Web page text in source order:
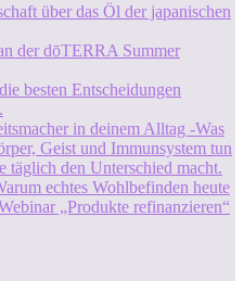
über das Öl der japanischen
der dōTERRA Summer
besten Entscheidungen
in deinem Alltag -Was
Geist und Immunsystem tun
den Unterschied macht.
echtes Wohlbefinden heute
„Produkte refinanzieren“